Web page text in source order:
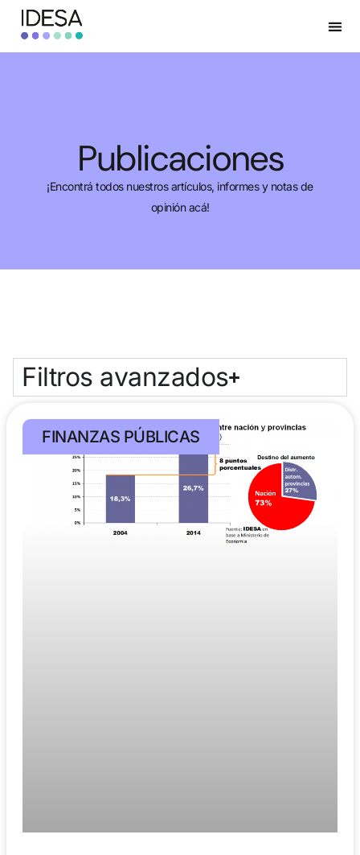
Publicaciones
¡Encontrá todos nuestros artículos, informes y notas de
opinión acá!
Filtros avanzados
FINANZAS PÚBLICAS